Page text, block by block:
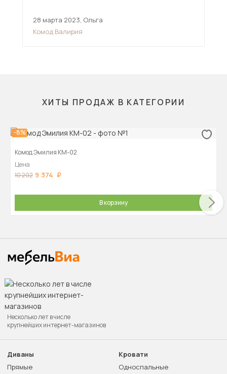
28 марта 2023, Ольга
Комод Валирия
ХИТЫ ПРОДАЖ В КАТЕГОРИИ
-8%
Комод Эмилия КМ-02
Цена
10 202 9 374
В корзину
Несколько лет в числе
крупнейших интернет-магазинов
Диваны
Прямые
Кровати
Односпальные